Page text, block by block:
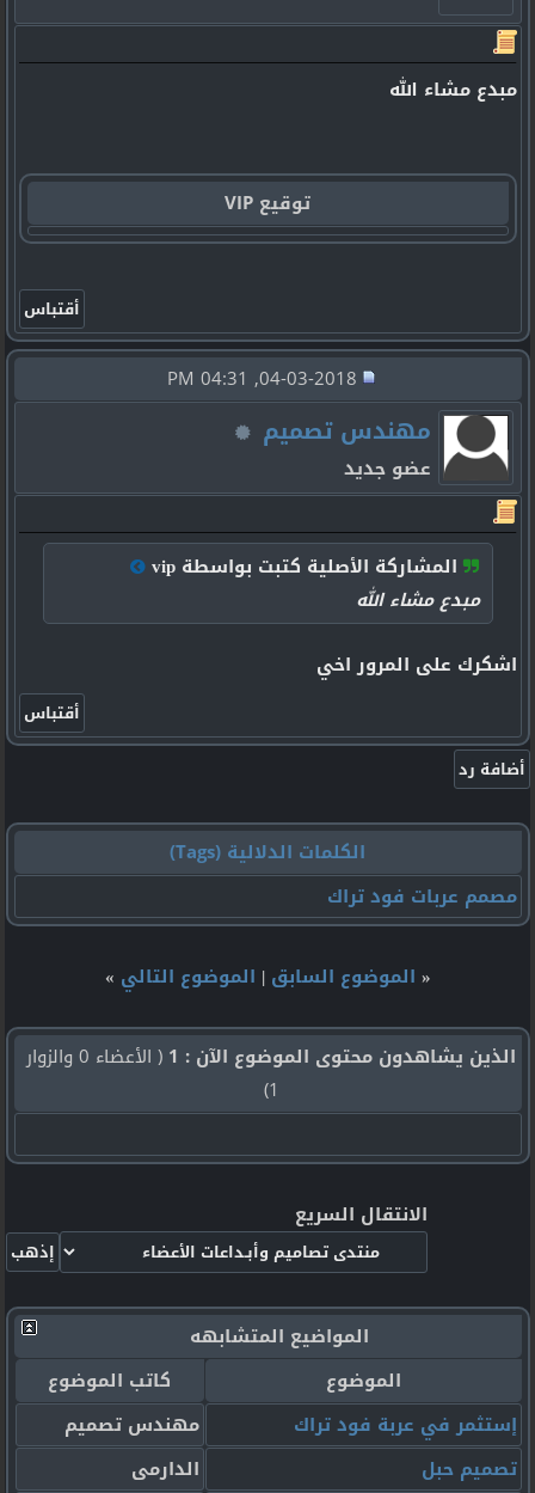
مبدع مشاء الله
توقيع VIP
مهندس تصميم
عضو جديد
المشاركة الأصلية كتبت بواسطة vip
مبدع مشاء الله
اشكرك على المرور اخي
الكلمات الدلالية (Tags)
مصمم عربات فود تراك
« الموضوع السابق | الموضوع التالي »
الذين يشاهدون محتوى الموضوع الآن : 1
( الأعضاء 0 والزوار
1)
الانتقال السريع
المواضيع المتشابهه
الموضوع
كاتب الموضوع
إستثمر في عربة فود تراك
مهندس تصميم
تصميم حبل
الدارمى